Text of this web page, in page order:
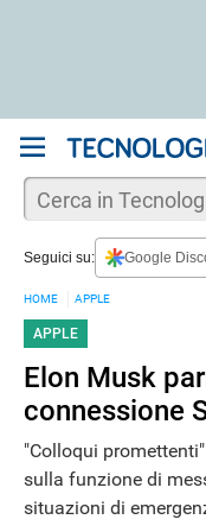
Seguici su: Google
HOME APPLE
APPLE
Elon Musk
connessione
"Colloqui
sulla funzione di
situazioni di